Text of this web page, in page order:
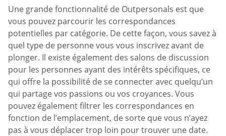
Une grande fonctionnalité de Outpersonals est que
vous pouvez parcourir les correspondances
potentielles par catégorie. De cette façon, vous savez à
quel type de personne vous vous inscrivez avant de
plonger. Il existe également des salons de discussion
pour les personnes ayant des intérêts spécifiques, ce
qui offre la possibilité de se connecter avec quelqu’un
qui partage vos passions ou vos croyances. Vous
pouvez également filtrer les correspondances en
fonction de l’emplacement, de sorte que vous n’ayez
pas à vous déplacer trop loin pour trouver une date.